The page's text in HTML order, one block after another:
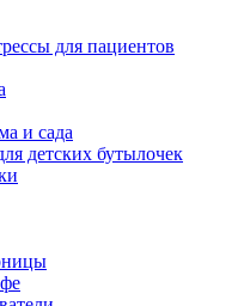
для пациентов
и сада
детских бутылочек